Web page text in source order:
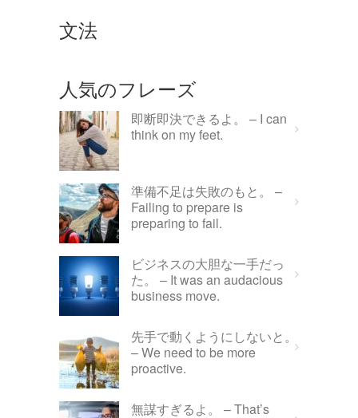
文法
人気のフレーズ
即断即決できるよ。 – I can
think on my feet.
準備不足は失敗のもと。 –
Failing to prepare is
preparing to fail.
ビジネスの大胆な一手だっ
た。 – It was an audacious
business move.
先手で動くようにしないと。
– We need to be more
proactive.
無謀すぎるよ。 – That’s